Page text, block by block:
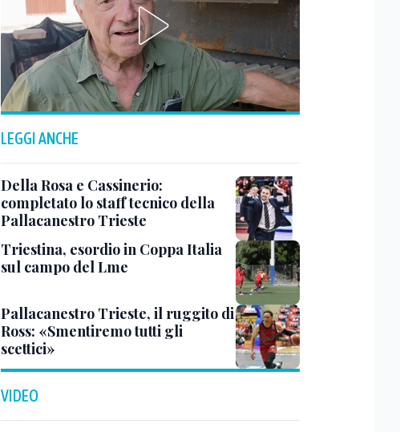
LEGGI ANCHE
Della Rosa e Cassinerio:
completato lo staff tecnico della
Pallacanestro Trieste
Triestina, esordio in Coppa Italia
sul campo del Lme
Pallacanestro Trieste, il ruggito di
Ross: «Smentiremo tutti gli
scettici»
VIDEO